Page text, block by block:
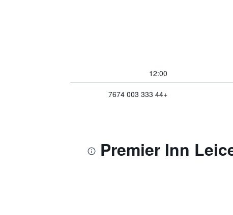
12:00
+44 333 003 7674